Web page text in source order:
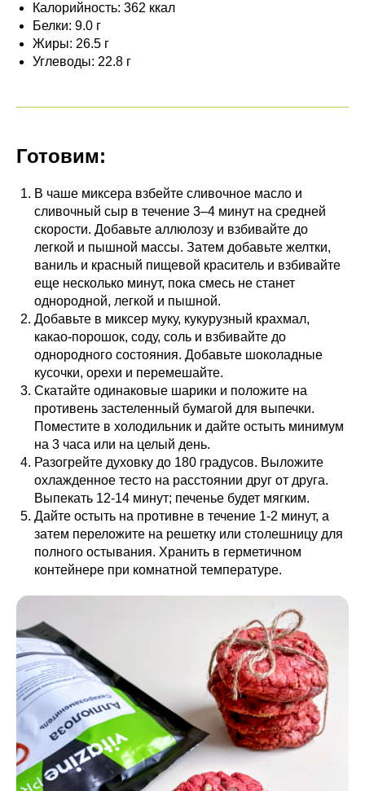
Калорийность: 362 ккал
Белки: 9.0 г
Жиры: 26.5 г
Углеводы: 22.8 г
Готовим:
В чаше миксера взбейте сливочное масло и
сливочный сыр в течение 3–4 минут на средней
скорости. Добавьте аллюлозу и взбивайте до
легкой и пышной массы. Затем добавьте желтки,
ваниль и красный пищевой краситель и взбивайте
еще несколько минут, пока смесь не станет
однородной, легкой и пышной.
Добавьте в миксер муку, кукурузный крахмал,
какао-порошок, соду, соль и взбивайте до
однородного состояния. Добавьте шоколадные
кусочки, орехи и перемешайте.
Скатайте одинаковые шарики и положите на
противень застеленный бумагой для выпечки.
Поместите в холодильник и дайте остыть минимум
на 3 часа или на целый день.
Разогрейте духовку до 180 градусов. Выложите
охлажденное тесто на расстоянии друг от друга.
Выпекать 12-14 минут; печенье будет мягким.
Дайте остыть на противне в течение 1-2 минут, а
затем переложите на решетку или столешницу для
полного остывания. Хранить в герметичном
контейнере при комнатной температуре.